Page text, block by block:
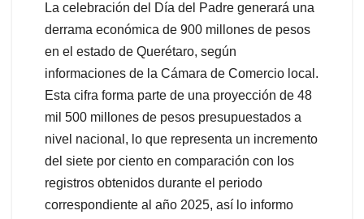
La celebración del Día del Padre generará una
derrama económica de 900 millones de pesos
en el estado de Querétaro, según
informaciones de la Cámara de Comercio local.
Esta cifra forma parte de una proyección de 48
mil 500 millones de pesos presupuestados a
nivel nacional, lo que representa un incremento
del siete por ciento en comparación con los
registros obtenidos durante el periodo
correspondiente al año 2025, así lo informo